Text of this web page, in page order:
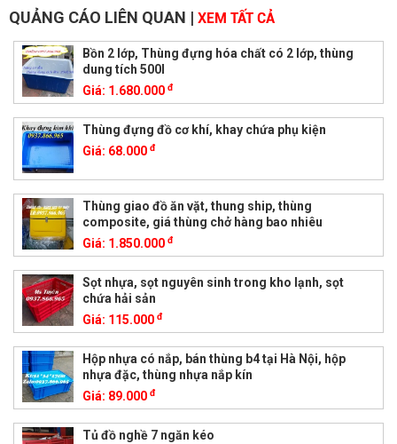
QUẢNG CÁO LIÊN QUAN | XEM TẤT CẢ
Bồn 2 lớp, Thùng đựng hóa chất có 2 lớp, thùng
dung tích 500l
Giá: 1.680.000 đ
Thùng đựng đồ cơ khí, khay chứa phụ kiện
Giá: 68.000 đ
Thùng giao đồ ăn vặt, thung ship, thùng
composite, giá thùng chở hàng bao nhiêu
Giá: 1.850.000 đ
Sọt nhựa, sọt nguyên sinh trong kho lạnh, sọt
chứa hải sản
Giá: 115.000 đ
Hộp nhựa có nắp, bán thùng b4 tại Hà Nội, hộp
nhựa đặc, thùng nhựa nắp kín
Giá: 89.000 đ
Tủ đồ nghề 7 ngăn kéo